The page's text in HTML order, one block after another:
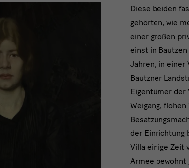
text
Diese beiden
gehörten, wie
einer großen
einst in Bautzen
Jahren, in einer
Bautzner
Eigentümer der
Weigang,
der Einrichtung
Villa einige Zeit
Armee bewohnt